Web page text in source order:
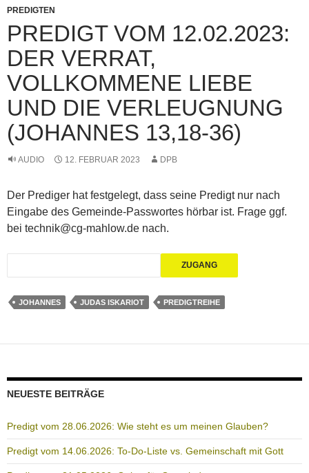
PREDIGTEN
PREDIGT VOM 12.02.2023:
DER VERRAT,
VOLLKOMMENE LIEBE
UND DIE VERLEUGNUNG
(JOHANNES 13,18-36)
AUDIO 12. FEBRUAR 2023 DPB
Der Prediger hat festgelegt, dass seine Predigt nur nach
Eingabe des Gemeinde-Passwortes hörbar ist. Frage ggf.
bei technik@cg-mahlow.de nach.
JOHANNES JUDAS ISKARIOT PREDIGTREIHE
NEUESTE BEITRÄGE
Predigt vom 28.06.2026: Wie steht es um meinen Glauben?
Predigt vom 14.06.2026: To-Do-Liste vs. Gemeinschaft mit Gott